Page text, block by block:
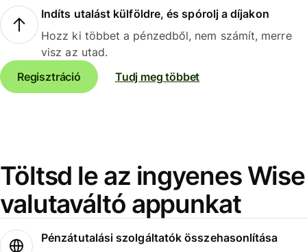
Indíts utalást külföldre, és spórolj a díjakon
Hozz ki többet a pénzedből, nem számít, merre
visz az utad.
Regisztráció
Tudj meg többet
Töltsd le az ingyenes Wise
valutaváltó appunkat
Pénzátutalási szolgáltatók összehasonlítása